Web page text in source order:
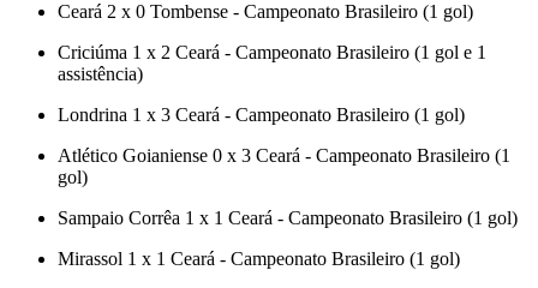
Ceará 2 x 0 Tombense - Campeonato Brasileiro (1 gol)
Criciúma 1 x 2 Ceará - Campeonato Brasileiro (1 gol e 1
assistência)
Londrina 1 x 3 Ceará - Campeonato Brasileiro (1 gol)
Atlético Goianiense 0 x 3 Ceará - Campeonato Brasileiro (1
gol)
Sampaio Corrêa 1 x 1 Ceará - Campeonato Brasileiro (1 gol)
Mirassol 1 x 1 Ceará - Campeonato Brasileiro (1 gol)